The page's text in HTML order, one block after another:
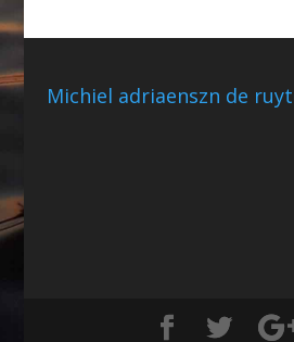
Michiel adriaenszn de